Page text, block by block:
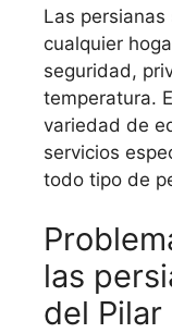
Las
cualquier
seguridad,
temperatura.
variedad de
servicios
todo tipo de
las
del Pilar